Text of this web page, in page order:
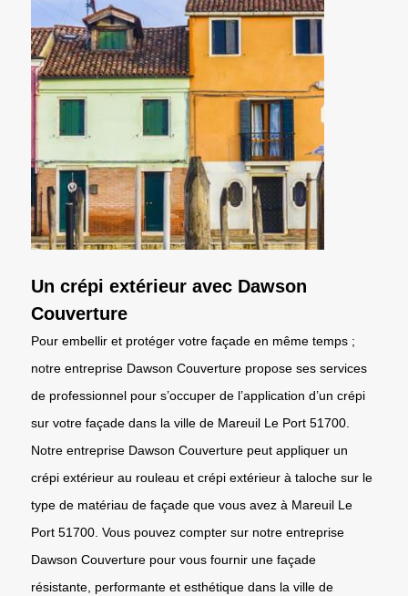
Un crépi extérieur avec Dawson
Couverture
Pour embellir et protéger votre façade en même temps ;
notre entreprise Dawson Couverture propose ses services
de professionnel pour s’occuper de l’application d’un crépi
sur votre façade dans la ville de Mareuil Le Port 51700.
Notre entreprise Dawson Couverture peut appliquer un
crépi extérieur au rouleau et crépi extérieur à taloche sur le
type de matériau de façade que vous avez à Mareuil Le
Port 51700. Vous pouvez compter sur notre entreprise
Dawson Couverture pour vous fournir une façade
résistante, performante et esthétique dans la ville de